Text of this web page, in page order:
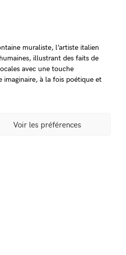
Voir les préférences
muraliste, l’artiste italien
illustrant des faits de
avec une touche
imaginaire, à la fois poétique et